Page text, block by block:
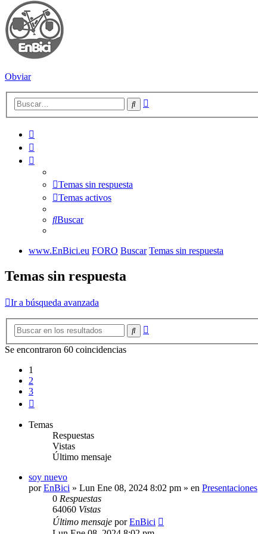
Obviar
Buscar
Temas sin respuesta
Temas activos
Buscar
www.EnBici.eu FORO Buscar Temas sin respuesta
Temas sin respuesta
Ir a búsqueda avanzada
Buscar
Se encontraron 60 coincidencias
1
2
3
Temas
Respuestas
Vistas
Último mensaje
soy nuevo
porEnBici » Lun Ene 08, 2024 8:02 pm » en Presentaciones
0 Respuestas
64060 Vistas
Último mensaje porEnBici